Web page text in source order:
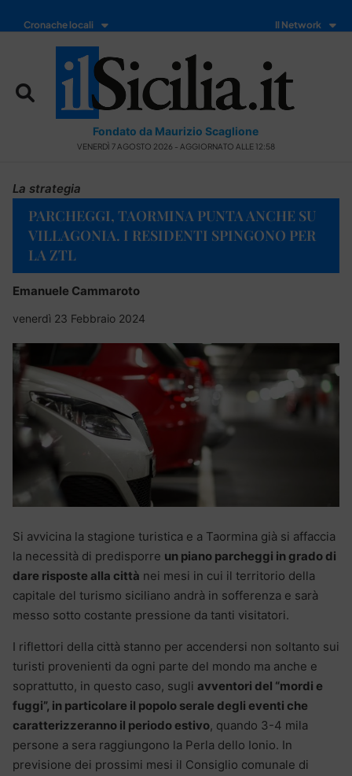
Cronache locali Il Network
Fondato da Maurizio Scaglione
VENERDÌ 7 AGOSTO 2026 - AGGIORNATO ALLE 12:58
La strategia
PARCHEGGI, TAORMINA PUNTA ANCHE SU
VILLAGONIA. I RESIDENTI SPINGONO PER
LA ZTL
Emanuele Cammaroto
venerdì 23 Febbraio 2024
Si avvicina la stagione turistica e a Taormina già si affaccia
la necessità di predisporre un piano parcheggi in grado di
dare risposte alla città nei mesi in cui il territorio della
capitale del turismo siciliano andrà in sofferenza e sarà
messo sotto costante pressione da tanti visitatori.
I riflettori della città stanno per accendersi non soltanto sui
turisti provenienti da ogni parte del mondo ma anche e
soprattutto, in questo caso, sugli avventori del “mordi e
fuggi”, in particolare il popolo serale degli eventi che
caratterizzeranno il periodo estivo, quando 3-4 mila
persone a sera raggiungono la Perla dello Ionio. In
previsione dei prossimi mesi il Consiglio comunale di